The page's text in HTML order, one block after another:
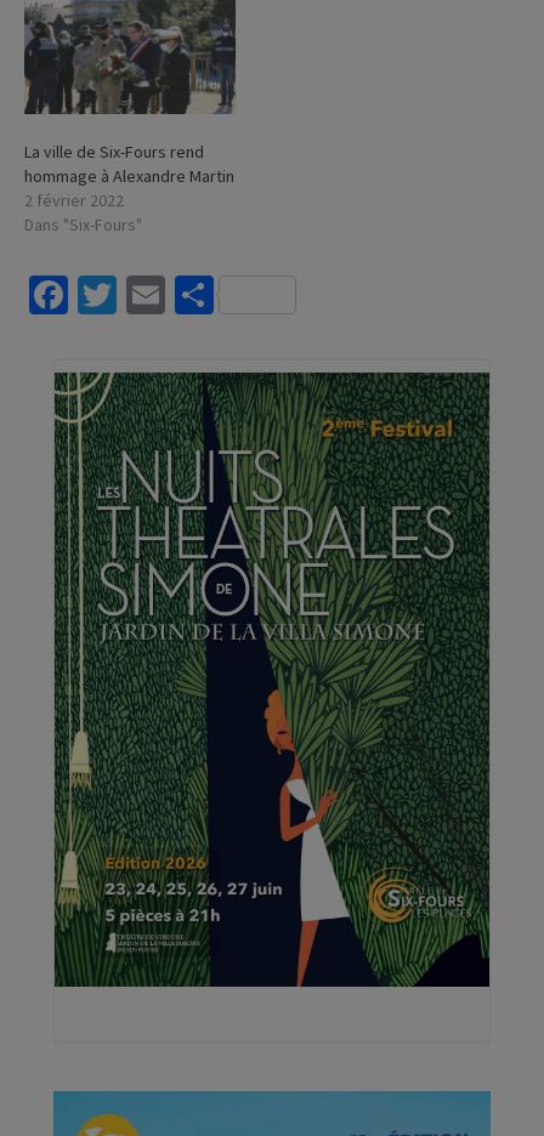
La ville de Six-Fours rend
hommage à Alexandre Martin
2 février 2022
Dans "Six-Fours"
Facebook
Twitter
EmailPartager